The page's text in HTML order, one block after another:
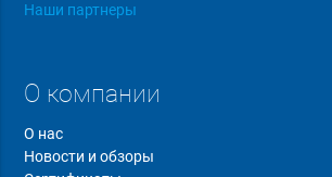
Наши партнеры
О компании
О нас
Новости и обзоры